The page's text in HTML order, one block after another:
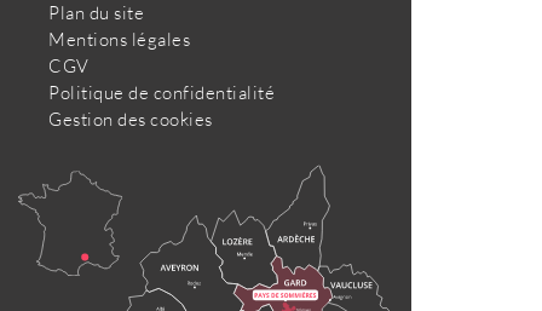
Plan du site
Mentions légales
CGV
Politique de confidentialité
Gestion des cookies